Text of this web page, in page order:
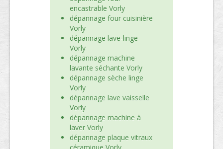
encastrable Vorly
dépannage four cuisinière
Vorly
dépannage lave-linge
Vorly
dépannage machine
lavante séchante Vorly
dépannage sèche linge
Vorly
dépannage lave vaisselle
Vorly
dépannage machine à
laver Vorly
dépannage plaque vitraux